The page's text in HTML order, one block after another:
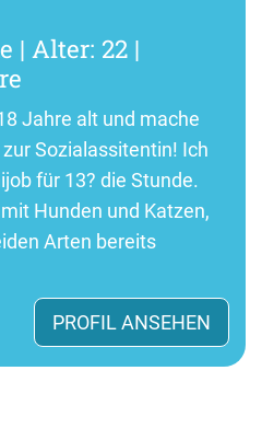
| Alter: 22 |
Jahre alt und mache
Sozialassitentin! Ich
für 13? die Stunde.
Hunden und Katzen,
Arten bereits
PROFIL ANSEHEN